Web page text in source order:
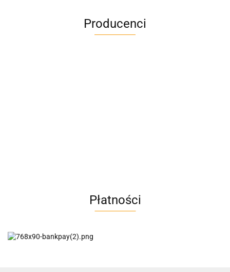
Producenci
AC EasyLine
Płatności